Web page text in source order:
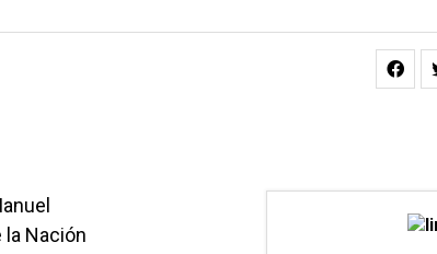
la Nación